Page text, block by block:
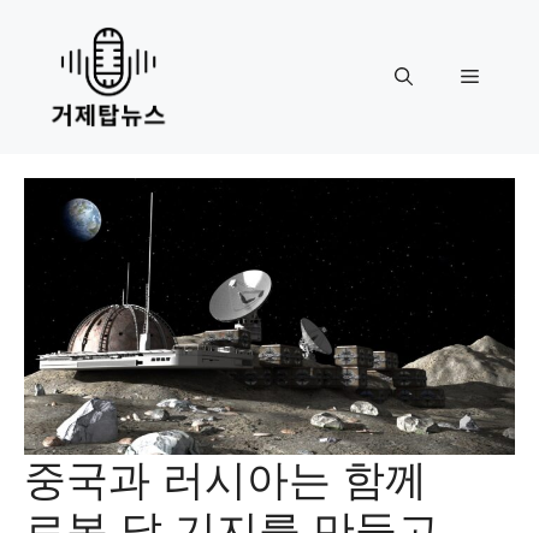
content
Menu
중국과 러시아는 함께